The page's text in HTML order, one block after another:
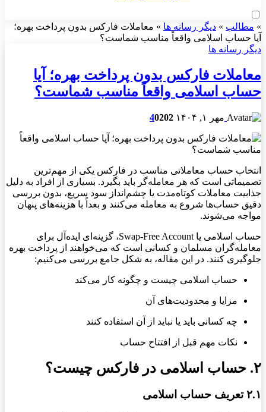
» مطالب » دیگر رسانه ها » معاملات فارکس بدون پرداخت بهره؛
آیا حساب اسلامی واقعاً مناسب شماست؟
دیگر رسانه ها
معاملات فارکس بدون پرداخت بهره؛ آیا
حساب اسلامی واقعاً مناسب شماست؟
مهر ۱, ۱۴۰۴ 40202
انتخاب حساب معاملاتی مناسب در فارکس یکی از مهم‌ترین
تصمیماتی است که هر معامله‌گر باید بگیرد. بسیاری از افراد به دلیل
جذابیت معاملات کوتاه‌مدت یا چشم‌انداز سود سریع، بدون بررسی
دقیق حساب‌ها شروع به معامله می‌کنند و بعداً با هزینه‌های پنهان
مواجه می‌شوند.
حساب اسلامی یا Swap-Free Account، گزینه‌ای ایده‌آل برای
معامله‌گران مسلمان و کسانی است که می‌خواهند از پرداخت بهره
جلوگیری کنند. در این مقاله، به شکل جامع بررسی می‌کنیم:
حساب اسلامی چیست و چگونه کار می‌کند
مزایا و محدودیت‌های آن
چه کسانی باید یا نباید از آن استفاده کنند
نکات مهم قبل از افتتاح حساب
۲. حساب اسلامی در فارکس چیست؟
۲.۱ تعریف حساب اسلامی